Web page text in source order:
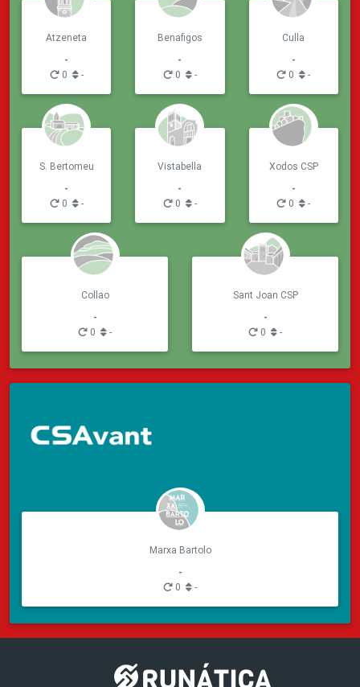
Atzeneta
-
0
-
Benafigos
-
0
-
Culla
-
0
-
S. Bertomeu
-
0
-
Vistabella
-
0
-
Xodos CSP
-
0
-
Collao
-
0
-
Sant Joan CSP
-
0
-
Marxa Bartolo
-
0
-